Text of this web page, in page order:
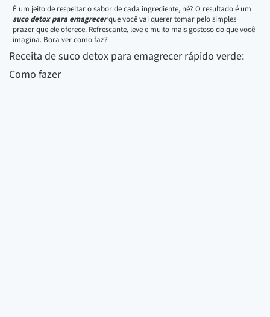
É um jeito de respeitar o sabor de cada ingrediente, né? O resultado é um
suco detox para emagrecerque você vai querer tomar pelo simples
prazer que ele oferece. Refrescante, leve e muito mais gostoso do que você
imagina. Bora ver como faz?
Receita de suco detox para emagrecer rápido verde:
Como fazer